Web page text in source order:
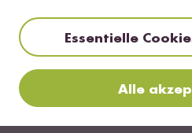
Land ändern
Deutschland
Kundenservice
Essentielle
Alle